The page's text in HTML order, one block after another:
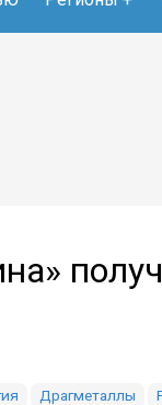
Драгметаллы